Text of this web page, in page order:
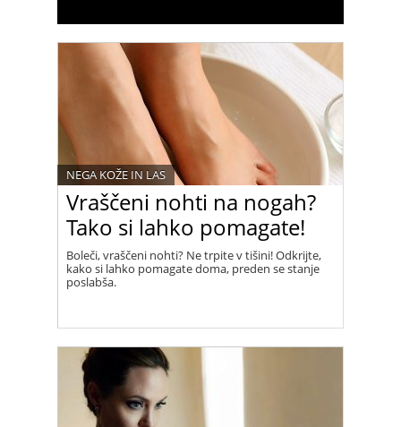
Vraščeni nohti na nogah?
Tako si lahko pomagate!
NEGA KOŽE IN LAS
Boleči, vraščeni nohti? Ne trpite v tišini! Odkrijte,
kako si lahko pomagate doma, preden se stanje
poslabša.